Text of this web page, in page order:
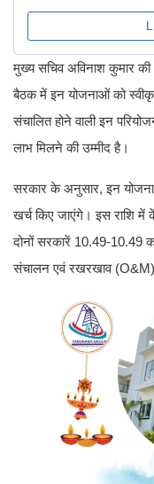
मुख्य सचिव अविनाश कुमार
बैठक में इन योजनाओं को
संचालित होने वाली इन
लाभ मिलने की उम्मीद है।
सरकार के अनुसार, इन
खर्च किए जाएंगे। इस राशि में
दोनों सरकारें 10.49-10.49
संचालन एवं रखरखाव (O&M)